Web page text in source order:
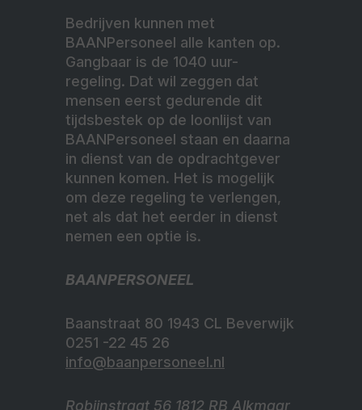
Bedrijven kunnen met
BAANPersoneel alle kanten op.
Gangbaar is de 1040 uur-
regeling. Dat wil zeggen dat
mensen eerst gedurende dit
tijdsbestek op de loonlijst van
BAANPersoneel staan en daarna
in dienst van de opdrachtgever
kunnen komen. Het is mogelijk
om deze regeling te verlengen,
net als dat het eerder in dienst
nemen een optie is.
BAANPERSONEEL
Baanstraat 80 1943 CL Beverwijk
0251 -22 45 26
info@baanpersoneel.nl
Robijnstraat 56 1812 RB Alkmaar